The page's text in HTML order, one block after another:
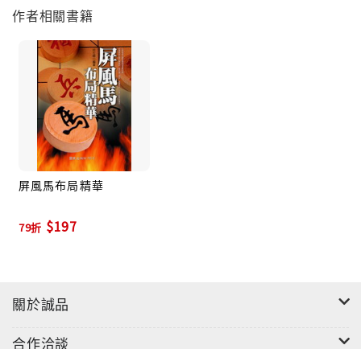
作者相關書籍
屏風馬布局精華
79折 $197
關於誠品
合作洽談